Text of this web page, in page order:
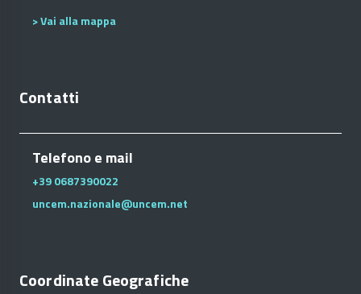
> Vai alla mappa
Contatti
Telefono e mail
+39 0687390022
uncem.nazionale@uncem.net
Coordinate Geografiche